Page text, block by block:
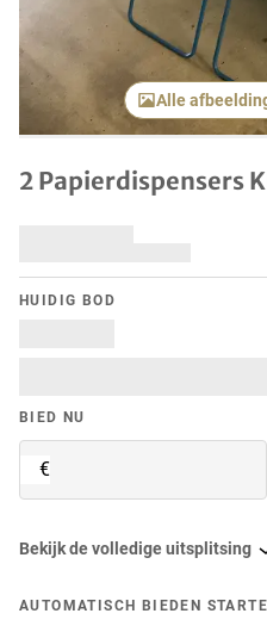
Alle
2 Papierdispensers
HUIDIG ​​BOD
BIED NU
€
Bekijk de volledige uitsplitsing
AUTOMATISCH BIEDEN